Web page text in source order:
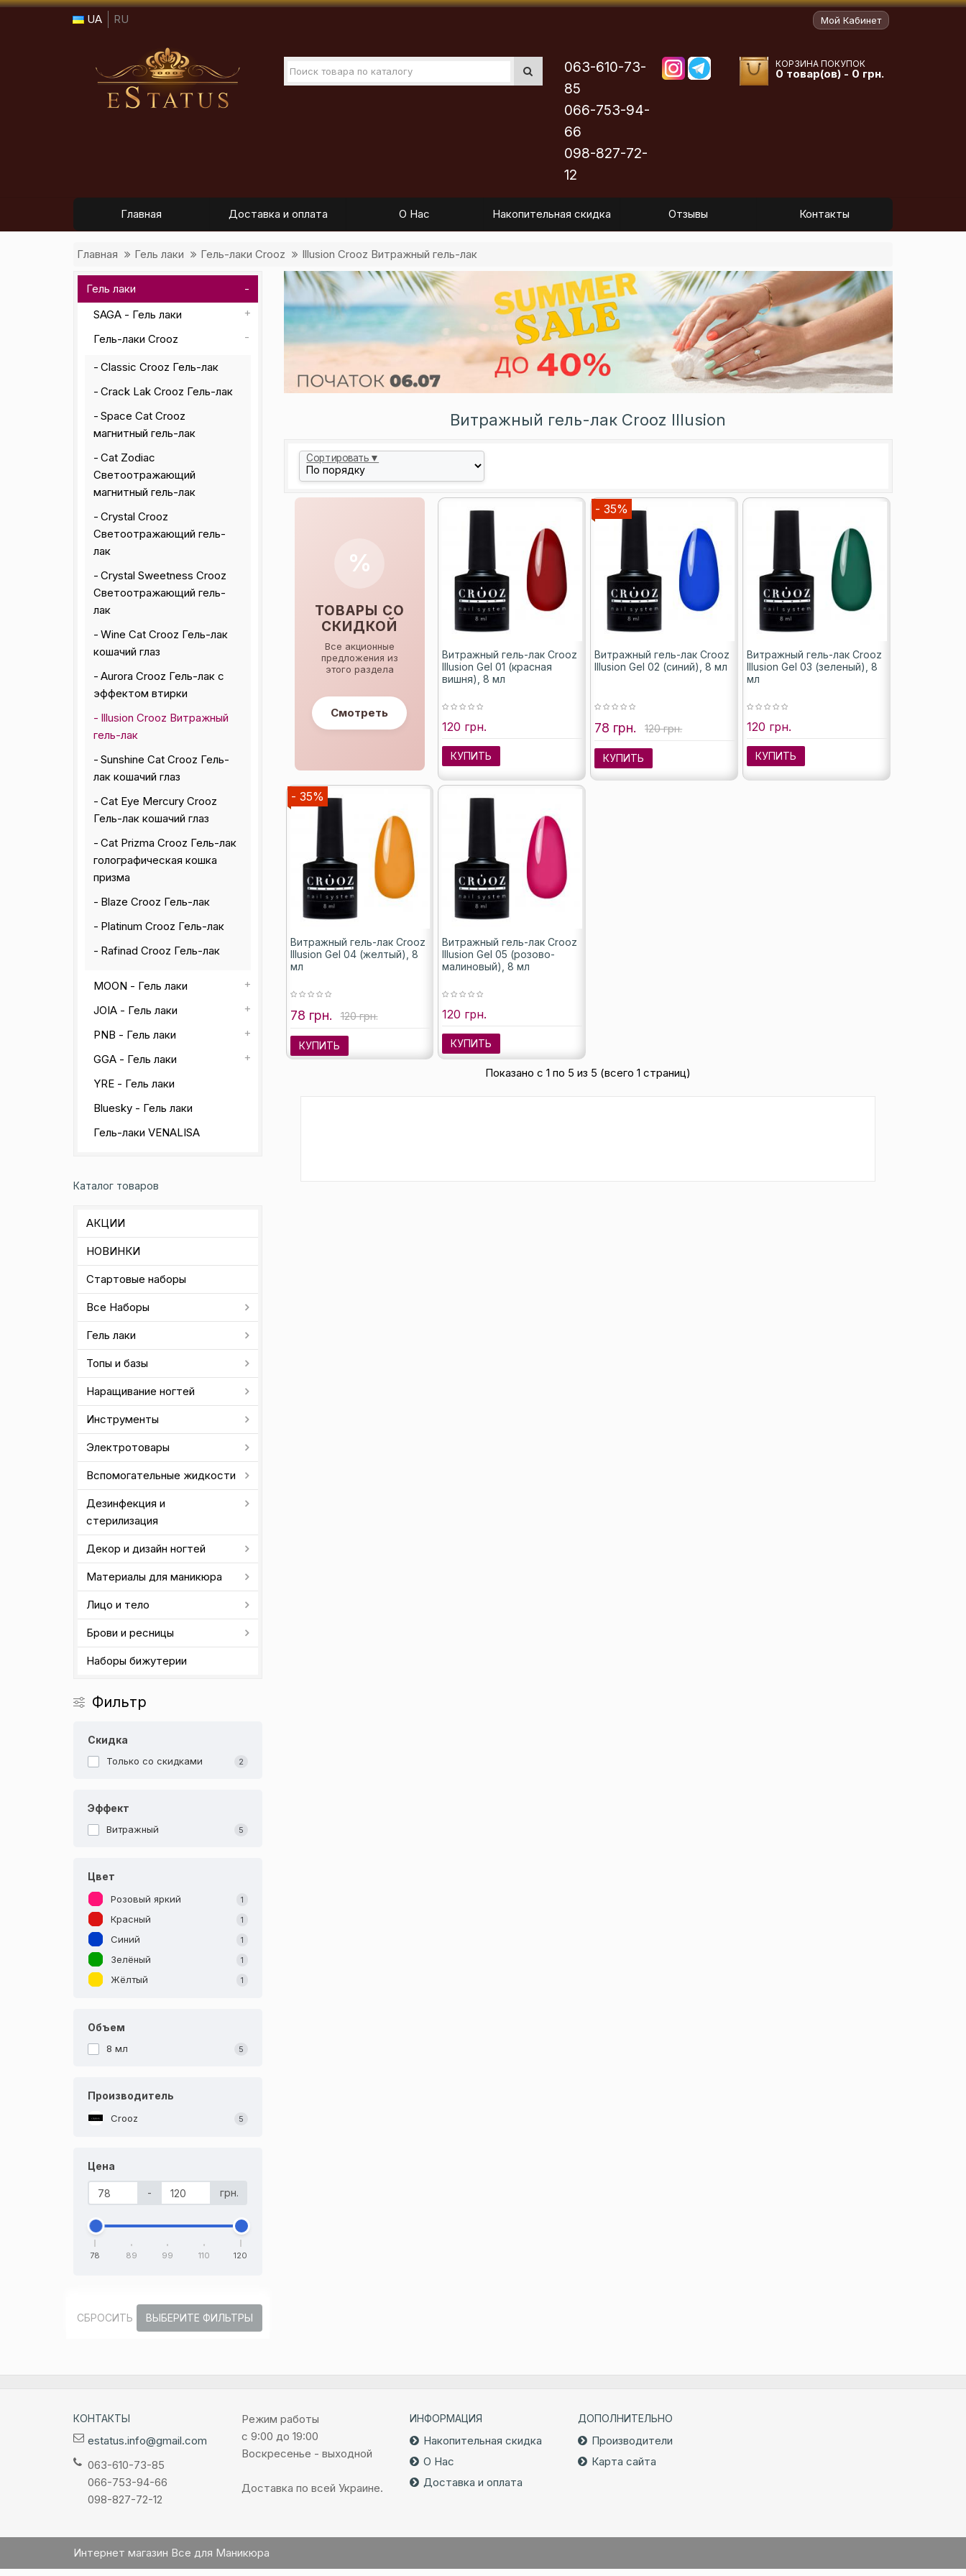
UA RU Мой Кабинет
063-610-73-
85
066-753-94-
66
098-827-72-
12
КОРЗИНА ПОКУПОК
0 товар(ов) - 0 грн.
Главная Доставка и оплата О Нас Накопительная скидка Отзывы Контакты
Главная Гель лаки Гель-лаки Crooz Illusion Crooz Витражный гель-лак
Гель лаки
SAGA - Гель лаки
Гель-лаки Crooz
Classic Crooz Гель-лак
Crack Lak Crooz Гель-лак
Space Cat Crooz
магнитный гель-лак
Сat Zodiac
Светоотражающий
магнитный гель-лак
Crystal Crooz
Светоотражающий гель-
лак
Crystal Sweetness Crooz
Светоотражающий гель-
лак
Wine Cat Crooz Гель-лак
кошачий глаз
Aurora Crooz Гель-лак с
эффектом втирки
Illusion Crooz Витражный
гель-лак
Sunshine Cat Crooz Гель-
лак кошачий глаз
Cat Eye Mercury Crooz
Гель-лак кошачий глаз
Cat Prizma Crooz Гель-лак
голографическая кошка
призма
Blaze Crooz Гель-лак
Platinum Crooz Гель-лак
Rafinad Crooz Гель-лак
MOON - Гель лаки
JOIA - Гель лаки
PNB - Гель лаки
GGA - Гель лаки
YRE - Гель лаки
Bluesky - Гель лаки
Гель-лаки VENALISA
Каталог товаров
АКЦИИ
НОВИНКИ
Стартовые наборы
Все Наборы
Гель лаки
Топы и базы
Наращивание ногтей
Инструменты
Электротовары
Вспомогательные жидкости
Дезинфекция и
стерилизация
Декор и дизайн ногтей
Материалы для маникюра
Лицо и тело
Брови и ресницы
Наборы бижутерии
Фильтр
Скидка
Только со cкидками 2
Эффект
Витражный 5
Цвет
Розовый яркий 1
Красный 1
Синий 1
Зелёный 1
Жёлтый 1
Объем
8 мл 5
Производитель
Crooz 5
Цена
- грн.
78 89 99 110 120
СБРОСИТЬ ВЫБЕРИТЕ ФИЛЬТРЫ
Витражный гель-лак Crooz Illusion
Сортировать▼
%
ТОВАРЫ СО
СКИДКОЙ
Все акционные
предложения из
этого раздела
Смотреть
Витражный гель-лак Crooz
Illusion Gel 01 (красная
вишня), 8 мл
120 грн.
КУПИТЬ
- 35%
Витражный гель-лак Crooz
Illusion Gel 02 (синий), 8 мл
78 грн. 120 грн.
КУПИТЬ
Витражный гель-лак Crooz
Illusion Gel 03 (зеленый), 8
мл
120 грн.
КУПИТЬ
- 35%
Витражный гель-лак Crooz
Illusion Gel 04 (желтый), 8
мл
78 грн. 120 грн.
КУПИТЬ
Витражный гель-лак Crooz
Illusion Gel 05 (розово-
малиновый), 8 мл
120 грн.
КУПИТЬ
Показано с 1 по 5 из 5 (всего 1 страниц)
КОНТАКТЫ
estatus.info@gmail.com
063-610-73-85
066-753-94-66
098-827-72-12
Режим работы
с 9:00 до 19:00
Воскресенье - выходной
Доставка по всей Украине.
ИНФОРМАЦИЯ
Накопительная скидка
О Нас
Доставка и оплата
ДОПОЛНИТЕЛЬНО
Производители
Карта сайта
Интернет магазин Все для Маникюра